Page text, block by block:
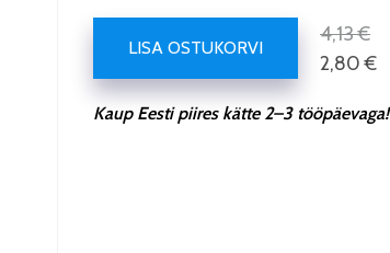
LISA OSTUKORVI
4,13 €
2,80 €
Kaup Eesti piires kätte 2–3 tööpäevaga!